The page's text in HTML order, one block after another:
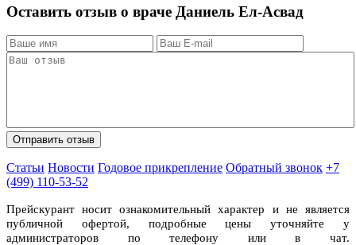
Оставить отзыв о враче Даниель Ел-Асвад
Статьи Новости Годовое прикрепление Обратный звонок +7
(499) 110-53-52
Прейскурант носит ознакомительный характер и не является
публичной офертой, подробные цены уточняйте у
администраторов по телефону или в чат.